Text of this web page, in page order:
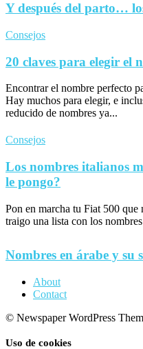
Y después del parto…
Consejos
20 claves para elegir el
Encontrar el nombre perfecto
Hay muchos para elegir, e
reducido de nombres ya...
Consejos
Los nombres italianos
le pongo?
Pon en marcha tu Fiat 500
traigo una lista con los
Nombres en árabe y su
About
Contact
© Newspaper WordPress
Uso de cookies